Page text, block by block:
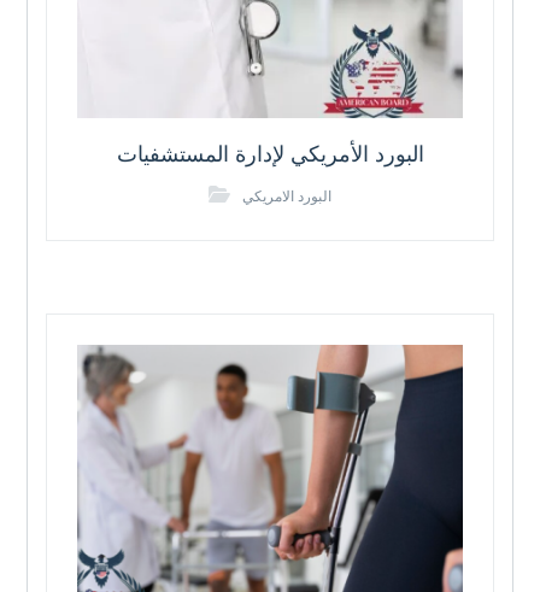
البورد الأمريكي لإدارة المستشفيات
البورد الامريكي